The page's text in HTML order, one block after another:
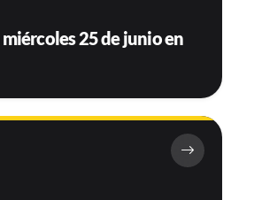
25 de junio en